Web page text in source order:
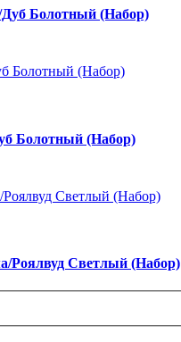
Болотный (Набор)
Болотный (Набор)
Светлый (Набор)